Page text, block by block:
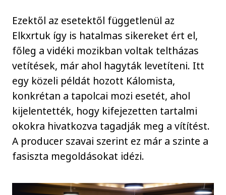
Ezektől az esetektől függetlenül az
Elkxrtuk így is hatalmas sikereket ért el,
főleg a vidéki mozikban voltak teltházas
vetítések, már ahol hagyták levetíteni. Itt
egy közeli példát hozott Kálomista,
konkrétan a tapolcai mozi esetét, ahol
kijelentették, hogy kifejezetten tartalmi
okokra hivatkozva tagadják meg a vítítést.
A producer szavai szerint ez már a szinte a
fasiszta megoldásokat idézi.